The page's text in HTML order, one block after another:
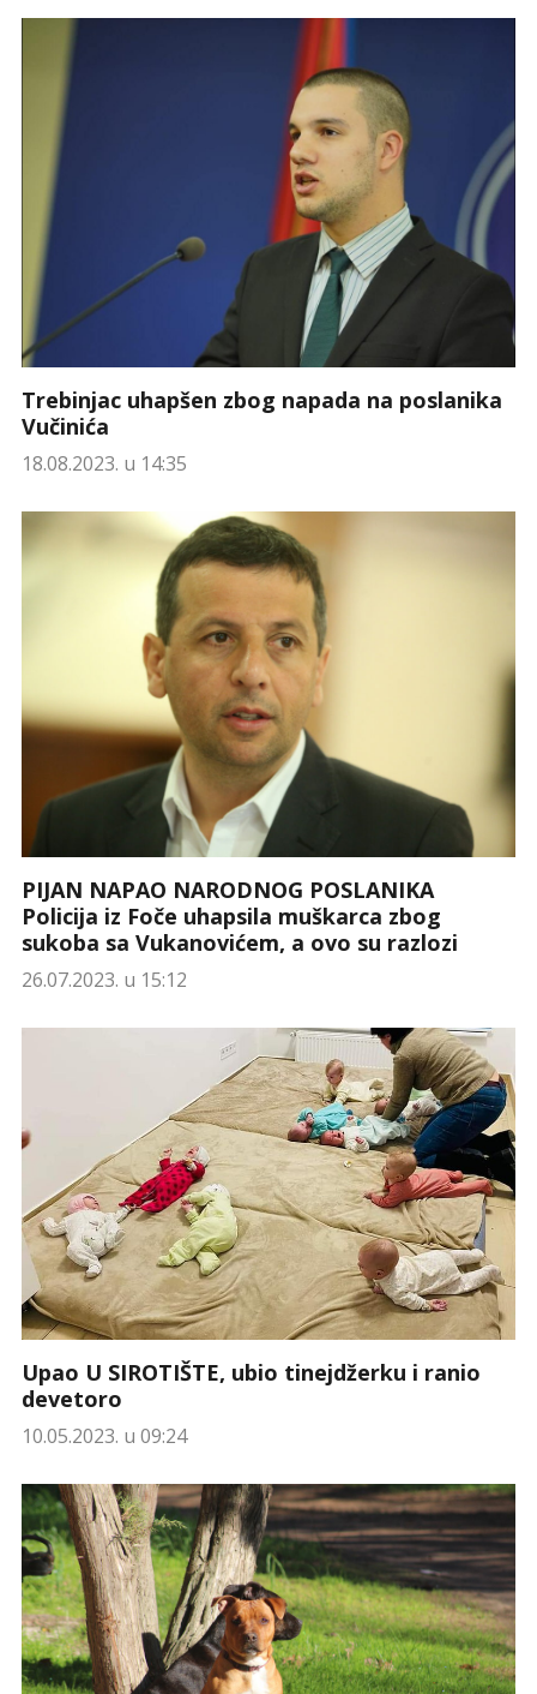
Trebinjac uhapšen zbog napada na poslanika
Vučinića
18.08.2023. u 14:35
PIJAN NAPAO NARODNOG POSLANIKA
Policija iz Foče uhapsila muškarca zbog
sukoba sa Vukanovićem, a ovo su razlozi
26.07.2023. u 15:12
Upao U SIROTIŠTE, ubio tinejdžerku i ranio
devetoro
10.05.2023. u 09:24